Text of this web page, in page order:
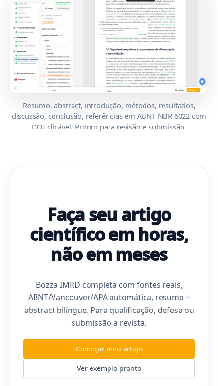
Resumo, abstract, introdução, métodos, resultados,
discussão, conclusão, referências em ABNT NBR 6022 com
DOI clicável. Pronto para revisão e submissão.
Faça seu artigo
científico em horas,
não em meses
Bozza IMRD completa com fontes reais,
ABNT/Vancouver/APA automática, resumo +
abstract bilíngue. Para qualificação, defesa ou
submissão a revista.
Começar meu artigo
Ver exemplo pronto